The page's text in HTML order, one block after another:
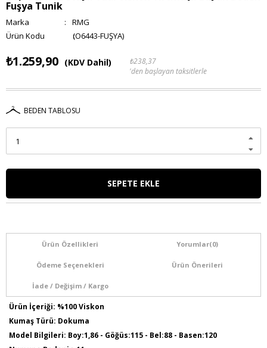
Fuşya Tunik
Marka :
RMG
(O6443-FUŞYA)
₺1.259,90 (KDV Dahil)
₺238,37
'den başlayan taksitlerle
BEDEN TABLOSU
Ürün Özellikleri Yorumlar(0)
Ödeme Seçenekleri Ürün Önerileri
İade / Değişim / Kargo
Ürün İçeriği: %100 Viskon
Kumaş Türü: Dokuma
Model Bilgileri: Boy:1,86 - Göğüs:115 - Bel:88 - Basen:120